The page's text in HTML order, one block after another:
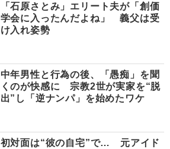
「石原さとみ」エリート夫が「創価
学会に入ったんだよね」 義父は受
け入れ姿勢
中年男性と行為の後、「愚痴」を聞
くのが快感に 宗教2世が実家を“脱
出”し「逆ナンパ」を始めたワケ
初対面は“彼の自宅”で… 元アイド